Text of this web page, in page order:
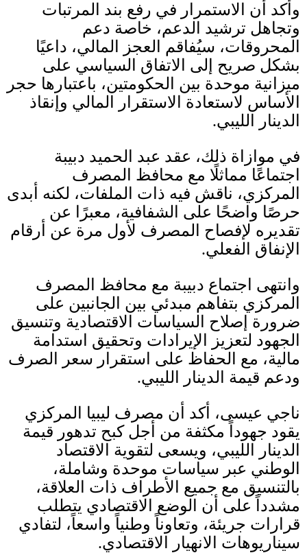
وأكد أن الاستمرار في رفع بند المرتبات
وتجاهل ترشيد الدعم، خاصة دعم
المحروقات، سيُفاقم العجز المالي، داعيًا
بشكل صريح إلى الاتفاق السياسي على
ميزانية موحدة بين الحكومتين، باعتبارها حجر
الأساس لاستعادة الاستقرار المالي وإنقاذ
الدينار الليبي.
في موازاة ذلك، عقد عبد الحميد دبيبة
اجتماعًا مماثلًا مع محافظ المصرف
المركزي، ناقش فيه ذات الملفات، لكنه أبدى
حرصًا واضحًا على الشفافية، معبرًا عن
تقديره لإفصاح المصرف لأول مرة عن أرقام
الإنفاق الفعلي.
وانتهى اجتماع دبيبة مع محافظ المصرف
المركزي بتفاهم مبدئي بين الجانبين على
ضرورة إصلاح السياسات الاقتصادية وتنسيق
الجهود لتعزيز الإيرادات وتحقيق استدامة
مالية، مع الحفاظ على استقرار سعر الصرف
ودعم قيمة الدينار الليبي.
ناجي عيسى، أكد أن مصرف ليبيا المركزي
يقود جهوداً مكثفة من أجل كبح تدهور قيمة
الدينار الليبي، ويسعى لتقوية الاقتصاد
الوطني عبر سياسات موحدة وشاملة،
بالتنسيق مع جميع الأطراف ذات العلاقة،
مشدداً على أن الوضع الاقتصادي يتطلب
قرارات جريئة، وتعاوناً وطنياً واسعاً، لتفادي
سيناريوهات الانهيار الاقتصادي.